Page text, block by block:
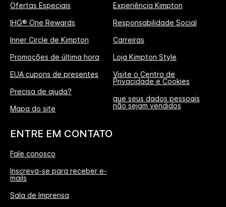
Ofertas Especiais
IHG® One Rewards
Inner Circle de Kimpton
Promoções de última hora
EUA cupons de presentes
Precisa de ajuda?
Mapa do site
Experiência Kimpton
Responsabilidade Social
Carreiras
Loja Kimpton Style
Visite o Centro de
Privacidade e Cookies
que seus dados pessoais
não sejam vendidos
ENTRE EM CONTATO
Fale conosco
Inscreva-se para receber e-
mails
Sala de Imprensa